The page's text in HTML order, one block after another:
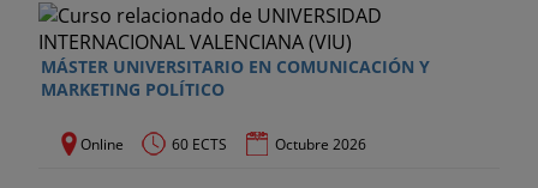
MÁSTER UNIVERSITARIO EN COMUNICACIÓN Y
MARKETING POLÍTICO
Online 60 ECTS Octubre 2026